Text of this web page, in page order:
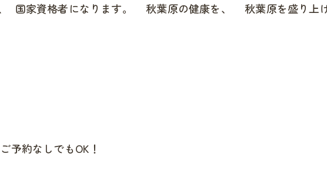
、 国家資格者になります。 秋葉原の健康を、 秋葉原を盛り
約なしでもOK！